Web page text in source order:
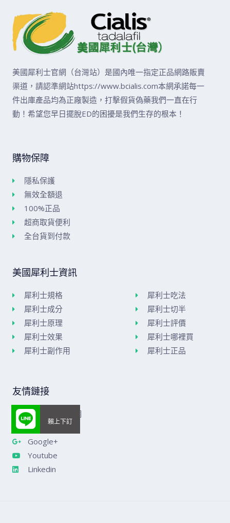
美國犀利士官網（台灣站）是國內唯一指定正品網路販賣
渠道，請認準網站https://www.bcialis.com本網承諾每一
件出庫產品均為正廠製造，打擊假貨偽藥我們一直在行
動！希望您早日擺脫ED的困擾是我們生存的根本！
購物保障
隱私保護
無效全額退
100%正品
超商取貨便利
全台貨到付款
美國犀利士資訊
犀利士規格
犀利士成分
犀利士原理
犀利士效果
犀利士副作用
犀利士吃法
犀利士切半
犀利士評價
犀利士哪裡買
犀利士正品
友情鏈接
美國威而鋼官網
樂威莊官網
Google+
Youtube
Linkedin